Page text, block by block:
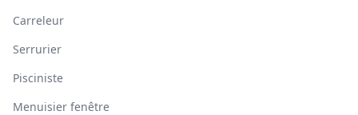
Carreleur
Serrurier
Pisciniste
Menuisier fenêtre